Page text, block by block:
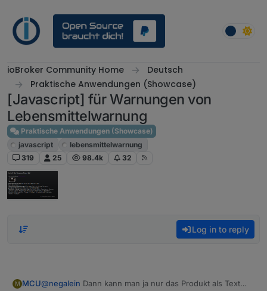
ioBroker Community Home
Deutsch
Praktische Anwendungen (Showcase)
[Javascript] für Warnungen von
Lebensmittelwarnung
Praktische Anwendungen (Showcase)
javascript
lebensmittelwarnung
319
25 98.4k 32
Log in to reply
M MCU@negalein Dann kann man ja nur das Produkt als Text